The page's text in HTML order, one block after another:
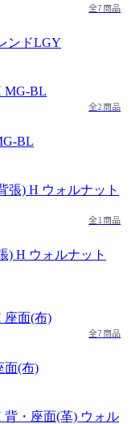
全7商品
ンドLGY
全2商品
BL
全1商品
) H ウォルナット
全7商品
面(布)